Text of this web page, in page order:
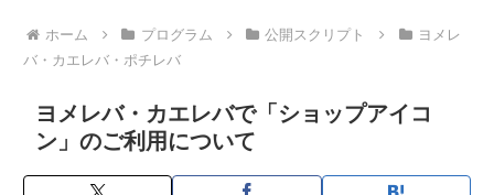
ホーム プログラム 公開スクリプト
ヨメレ
バ・カエレバ・ポチレバ
ヨメレバ・カエレバで「ショップアイコ
ン」のご利用について